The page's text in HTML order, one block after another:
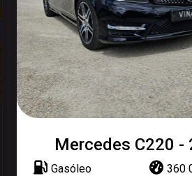
Mercedes C220 -
Gasóleo 360